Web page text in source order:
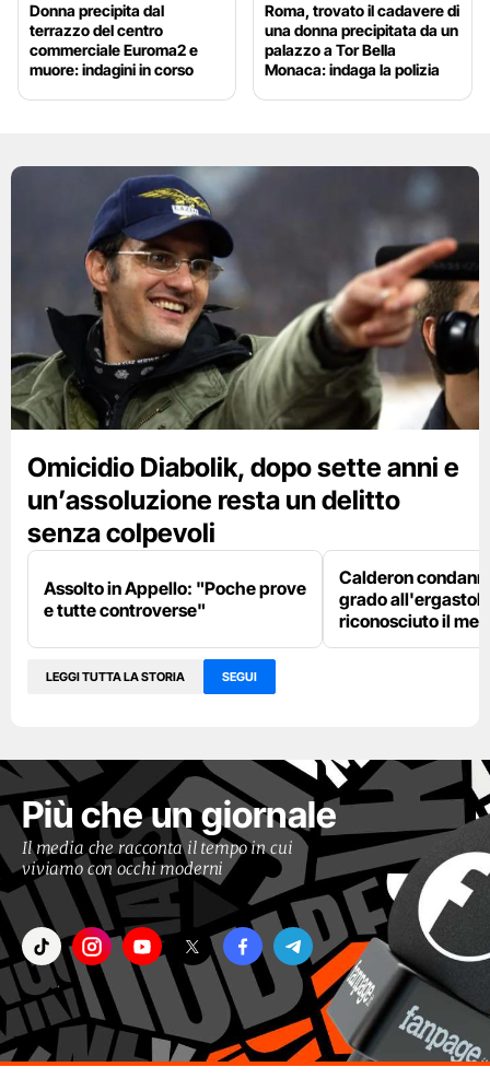
Donna precipita dal
terrazzo del centro
commerciale Euroma2 e
muore: indagini in corso
Roma, trovato il cadavere di
una donna precipitata da un
palazzo a Tor Bella
Monaca: indaga la polizia
Omicidio Diabolik, dopo sette anni e
un’assoluzione resta un delitto
senza colpevoli
Assolto in Appello: "Poche prove
e tutte controverse"
Calderon
grado
riconosciuto il
LEGGI TUTTA LA STORIA SEGUI
Più che un giornale
Il media che racconta il tempo in cui
viviamo con occhi moderni